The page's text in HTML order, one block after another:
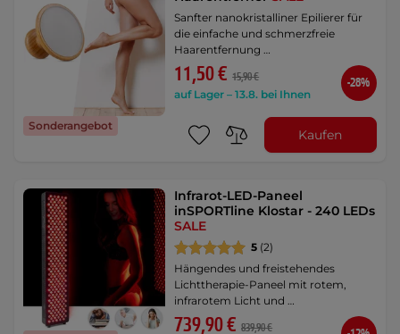
Sonderangebot
Sanfter nanokristalliner Epilierer für
die einfache und schmerzfreie
Haarentfernung …
11,50 € 15,90 €
auf Lager – 13.8. bei Ihnen
-28%
Kaufen
Infrarot-LED-Paneel
inSPORTline Klostar - 240 LEDs
SALE
5 (2)
Hängendes und freistehendes
Lichttherapie-Paneel mit rotem,
infrarotem Licht und …
739,90 € 839,90 €